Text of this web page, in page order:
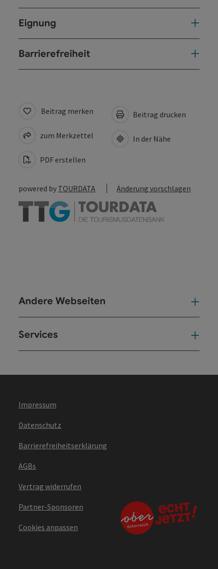
Eignung
Barrierefreiheit
Beitrag merken
zum Merkzettel
PDF erstellen
Beitrag drucken
In der Nähe
powered by TOURDATA Änderung vorschlagen
Andere Webseiten
Services
Impressum
Datenschutz
Barrierefreiheitserklärung
AGBs
Vertrag widerrufen
Partner-Sponsoren
Cookies anpassen